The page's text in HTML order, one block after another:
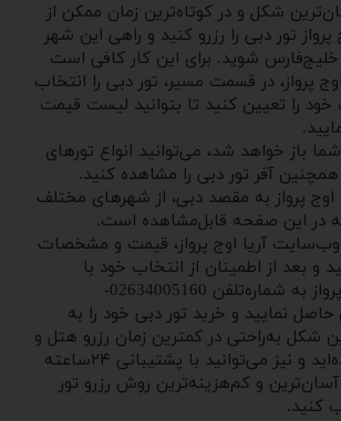
شکل و در کوتاه‌ترین زمان ممکن از
تور دبی را رزرو کنید و راهی این شهر
شوید. برای این کار کافی است
پرواز، در قسمت مسیر، تور دبی را انتخاب
را تعیین کنید تا بتوانید لیست قیمت
باز خواهد شد، می‌توانید انواع تورهای
آفر تور دبی را مشاهده کنید.
اوج پرواز به مقصد دبی، از شهرهای مختلف
که در این صفحه قابل‌مشاهده است.
آریا اوج پرواز، قیمت و مشخصات
و بعد از اطمینان از انتخاب خود با
کارشناسان آریا اوج پرواز به شماره‌تلفن 02634005160-
تماس حاصل نمایید و خرید تور دبی خود را به
شکل به‌راحتی در کمترین زمان رزرو هتل و
بلیط خود را انجام داده‌اید و نیز می‌توانید با پشتیبانی ۲۴ساعته
آسان‌ترین و کم‌هزینه‌ترین روش رزرو تور
کنید.